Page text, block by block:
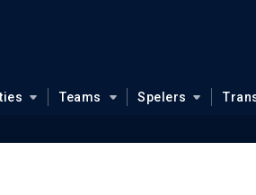
Teams Spelers